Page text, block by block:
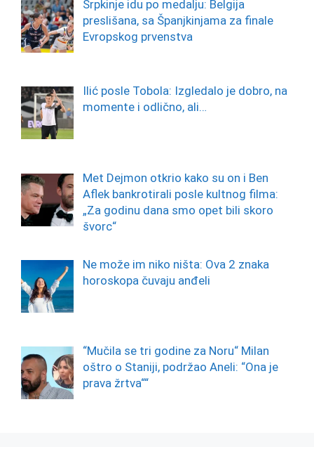
Srpkinje idu po medalju: Belgija
preslišana, sa Španjkinjama za finale
Evropskog prvenstva
Ilić posle Tobola: Izgledalo je dobro, na
momente i odlično, ali…
Met Dejmon otkrio kako su on i Ben
Aflek bankrotirali posle kultnog filma:
„Za godinu dana smo opet bili skoro
švorc“
Ne može im niko ništa: Ova 2 znaka
horoskopa čuvaju anđeli
“Mučila se tri godine za Noru“ Milan
oštro o Staniji, podržao Aneli: “Ona je
prava žrtva““